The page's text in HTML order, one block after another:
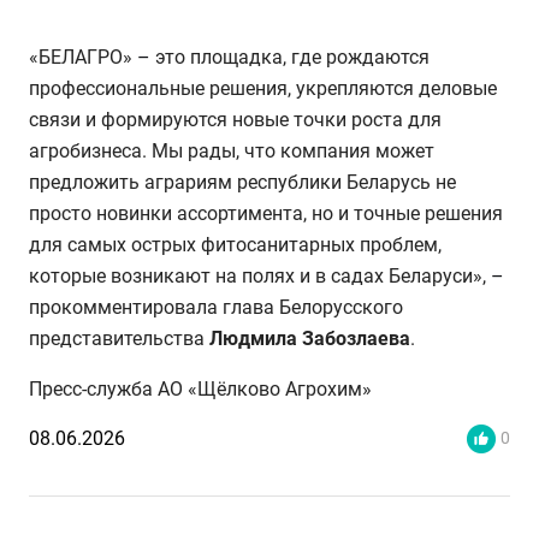
«БЕЛАГРО» – это площадка, где рождаются
профессиональные решения, укрепляются деловые
связи и формируются новые точки роста для
агробизнеса. Мы рады, что компания может
предложить аграриям республики Беларусь не
просто новинки ассортимента, но и точные решения
для самых острых фитосанитарных проблем,
которые возникают на полях и в садах Беларуси», –
прокомментировала глава Белорусского
представительства Людмила Забозлаева.
Пресс-служба АО «Щёлково Агрохим»
08.06.2026 0